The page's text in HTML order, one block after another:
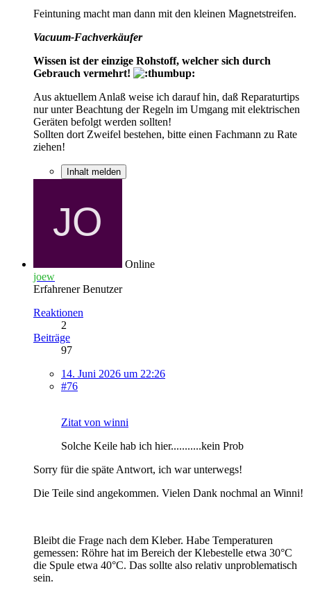
Feintuning macht man dann mit den kleinen Magnetstreifen.
Vacuum-Fachverkäufer
Wissen ist der einzige Rohstoff, welcher sich durch
Gebrauch vermehrt!
Aus aktuellem Anlaß weise ich darauf hin, daß Reparaturtips
nur unter Beachtung der Regeln im Umgang mit elektrischen
Geräten befolgt werden sollten!
Sollten dort Zweifel bestehen, bitte einen Fachmann zu Rate
ziehen!
Inhalt melden
Online
joew
Erfahrener Benutzer
Reaktionen
2
Beiträge
97
14. Juni 2026 um 22:26
#76
Zitat von winni
Solche Keile hab ich hier...........kein Prob
Sorry für die späte Antwort, ich war unterwegs!
Die Teile sind angekommen. Vielen Dank nochmal an Winni!
Bleibt die Frage nach dem Kleber. Habe Temperaturen
gemessen: Röhre hat im Bereich der Klebestelle etwa 30°C
die Spule etwa 40°C. Das sollte also relativ unproblematisch
sein.